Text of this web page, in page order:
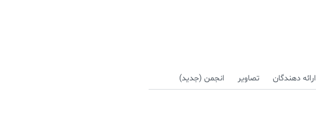
ارائه دهندگان تصاویر انجمن (جدید)